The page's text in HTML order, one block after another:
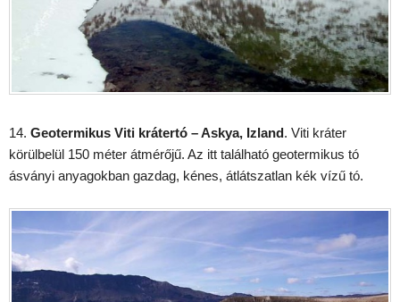
14. Geotermikus Viti krátertó – Askya, Izland. Viti kráter
körülbelül 150 méter átmérőjű. Az itt található geotermikus tó
ásványi anyagokban gazdag, kénes, átlátszatlan kék vízű tó.